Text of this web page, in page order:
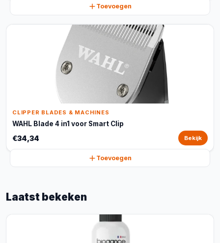
Toevoegen
CLIPPER BLADES & MACHINES
WAHL Blade 4 in1 voor Smart Clip
€34,34 Bekijk
Toevoegen
Laatst bekeken